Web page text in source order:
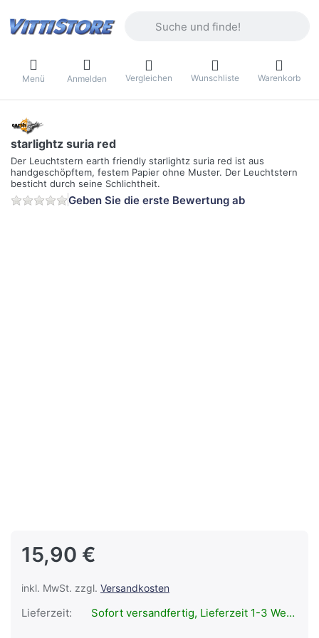
Menü Anmelden Vergleichen Wunschliste Warenkorb
starlightz suria red
Der Leuchtstern earth friendly starlightz suria red ist aus
handgeschöpftem, festem Papier ohne Muster. Der Leuchtstern
besticht durch seine Schlichtheit.
Geben Sie die erste Bewertung ab
15,90 €
inkl. MwSt. zzgl. Versandkosten
Lieferzeit: Sofort versandfertig, Lieferzeit 1-3 Werktage.